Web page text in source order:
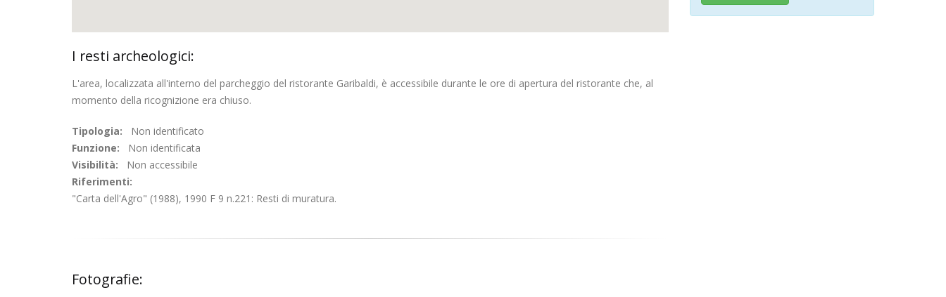
I resti archeologici:
L'area, localizzata all'interno del parcheggio del ristorante Garibaldi, è accessibile durante le ore di apertura del ristorante che, al
momento della ricognizione era chiuso.
Tipologia: Non identificato
Funzione: Non identificata
Visibilità: Non accessibile
Riferimenti:
"Carta dell'Agro" (1988), 1990 F 9 n.221: Resti di muratura.
Fotografie: